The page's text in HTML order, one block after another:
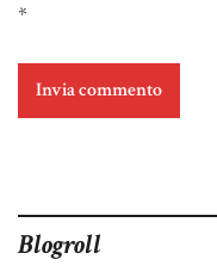
*
Blogroll